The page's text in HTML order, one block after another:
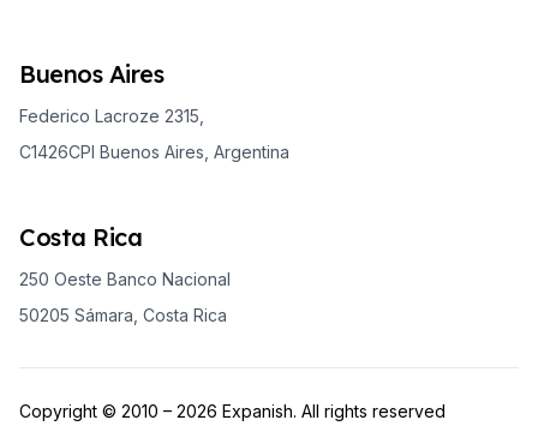
Buenos Aires
Federico Lacroze 2315,
C1426CPI Buenos Aires, Argentina
Costa Rica
250 Oeste Banco Nacional
50205 Sámara, Costa Rica
Copyright © 2010 – 2026 Expanish. All rights reserved